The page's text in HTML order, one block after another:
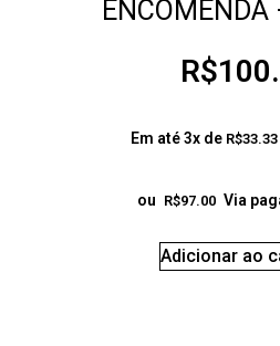
ENCOMENDA
R$
Em até 3x de R$33.33
ou R$97.00 Via
Adicionar ao